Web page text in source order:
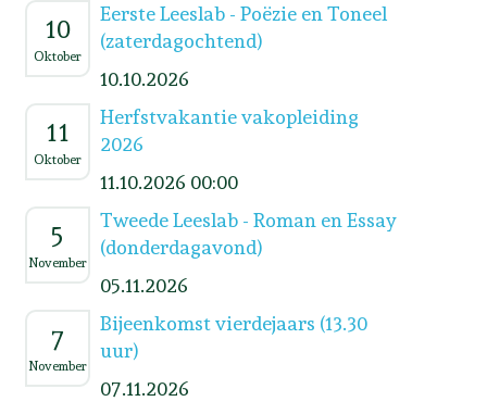
10
Oktober
Eerste Leeslab - Poëzie en Toneel
(zaterdagochtend)
10.10.2026
11
Oktober
Herfstvakantie vakopleiding
2026
11.10.2026 00:00
5
November
Tweede Leeslab - Roman en Essay
(donderdagavond)
05.11.2026
7
November
Bijeenkomst vierdejaars (13.30
uur)
07.11.2026